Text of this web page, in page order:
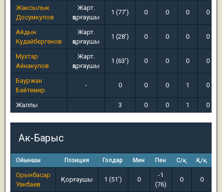
Жаксылык
Досумкулов
Жарт.
қорғаушы
1 (77') 0 0 0 0
Айдын
Кудайбергенов
Жарт.
қорғаушы
1 (28') 0 0 0 0
Мухтар
Айнакулов
Жарт.
қорғаушы
1 (63') 0 0 0 0
Бауржан
Байтемир
- 0 0 0 1 0
Жалпы 3 0 0 1 0
Ак-Барыс
Ойыншы Позиция Голдар Мин Пен С/қ Қ/қ
Орынбасар
Уакбаев
Қорғаушы 1 (51') 0
-1
(76)
0 0